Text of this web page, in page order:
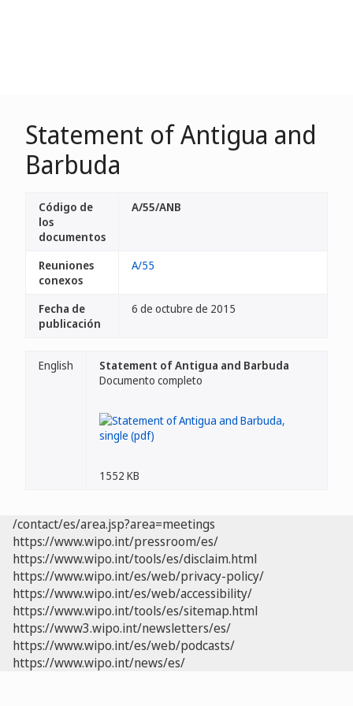
Statement of Antigua and
Barbuda
Código de
los
documentos
A/55/ANB
Reuniones
conexos
A/55
Fecha de
publicación
6 de octubre de 2015
English
Statement of Antigua and Barbuda
Documento completo
1552 KB
/contact/es/area.jsp?area=meetings
https://www.wipo.int/pressroom/es/
https://www.wipo.int/tools/es/disclaim.html
https://www.wipo.int/es/web/privacy-policy/
https://www.wipo.int/es/web/accessibility/
https://www.wipo.int/tools/es/sitemap.html
https://www3.wipo.int/newsletters/es/
https://www.wipo.int/es/web/podcasts/
https://www.wipo.int/news/es/